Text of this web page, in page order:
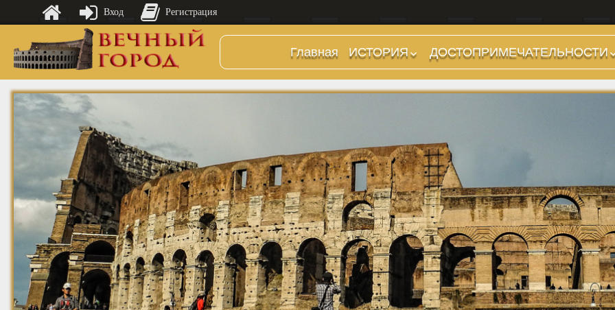
Главная
ИСТОРИЯ
Предыстория
Царский период
(509-265 гг до н.э.)
Поздняя Республика
(264-27 гг до н.э.)
Империя. Принципат
(27 г до н.э. — 284 г
н.э.)
Империя. Доминат
(284-476 гг)
Темные Века. Готы
Темные Века.
Экзархат
ДОСТОПРИМЕЧАТЕЛЬНОСТИ
Холмы и остров.
Районы
Стадионы, Термы
Музеи
Дохристианские
храмы
Христианские храмы,
базилики etc.
Дворцы
Арки, колонны и
обелиски
Фонтаны
Вход Регистрация